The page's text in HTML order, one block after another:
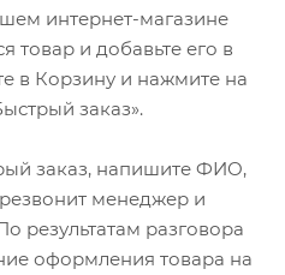
интернет-магазине
товар и добавьте его в
в Корзину и нажмите на
заказ».
заказ, напишите ФИО,
менеджер и
результатам разговора
оформления товара на